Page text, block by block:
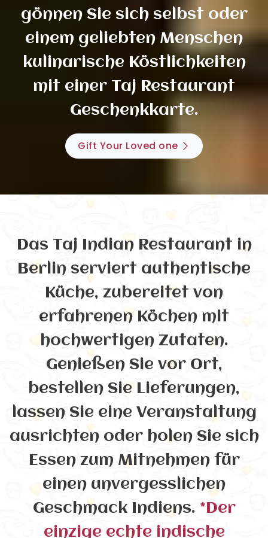
gönnen Sie sich selbst oder
einem geliebten Menschen
kulinarische Köstlichkeiten
mit einer Taj Restaurant
Geschenkkarte.
Gift Your Loved one
Das Taj Indian Restaurant in
Berlin serviert authentische
Küche, zubereitet von
erfahrenen Köchen mit
hochwertigen Zutaten.
Genießen Sie vor Ort,
bestellen Sie Lieferungen,
lassen Sie eine Veranstaltung
ausrichten oder holen Sie sich
Essen zum Mitnehmen für
einen unvergesslichen
Geschmack Indiens. *Der
einzige echte indische